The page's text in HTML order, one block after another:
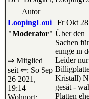
Autor
LoopingLoui
Fr Okt
"Moderator"
⇒ Mitglied
seit ⇐: So Sep
26 2021,
19:14
Wohnort:
Über den
Sachen
einige in
Leider
Kristall)
gesät -
Platten